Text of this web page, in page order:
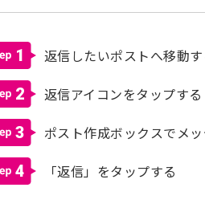
1
返信したいポストへ移動す
2
返信アイコンをタップする
3
ポスト作成ボックスでメ
4
「返信」をタップする